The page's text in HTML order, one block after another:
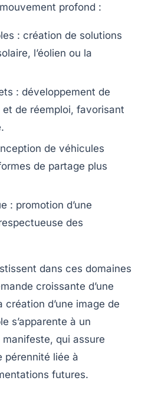
profond :
: création de solutions
l’éolien ou la
: développement de
de réemploi, favorisant
de véhicules
de partage plus
: promotion d’une
des
dans ces domaines
croissante d’une
d’une image de
s’apparente à un
qui assure
pérennité liée à
futures.